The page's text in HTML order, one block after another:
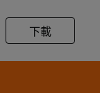
下載